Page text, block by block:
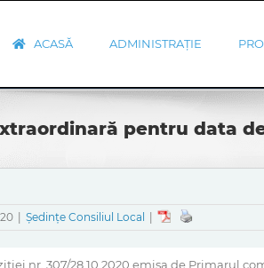
ACASĂ ADMINISTRAȚIE
pentru data
Ședințe Consiliul Local
nr. 307/28.10.2020 emisa de Primarul